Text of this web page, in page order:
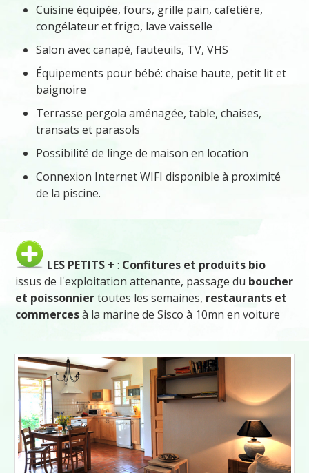
Cuisine équipée, fours, grille pain, cafetière,
congélateur et frigo, lave vaisselle
Salon avec canapé, fauteuils, TV, VHS
Équipements pour bébé: chaise haute, petit lit et
baignoire
Terrasse pergola aménagée, table, chaises,
transats et parasols
Possibilité de linge de maison en location
Connexion Internet WIFI disponible à proximité
de la piscine.
LES PETITS + : Confitures et produits bio
issus de l'exploitation attenante, passage du boucher
et poissonniertoutes les semaines, restaurants et
commercesà la marine de Sisco à 10mn en voiture